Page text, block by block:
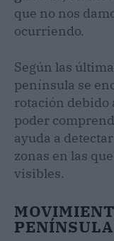
que no nos
ocurriendo.
Según las
península se
rotación debido
poder
ayuda a
zonas en las
visibles.